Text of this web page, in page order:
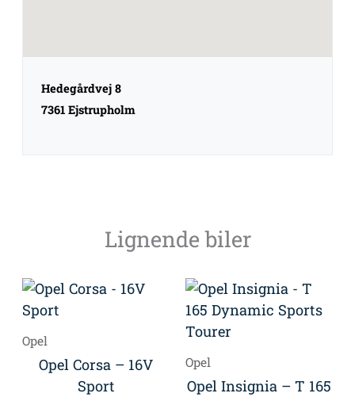
Hedegårdvej 8
7361 Ejstrupholm
Lignende biler
Opel
Opel Corsa – 16V
Sport
Opel
Opel Insignia – T 165